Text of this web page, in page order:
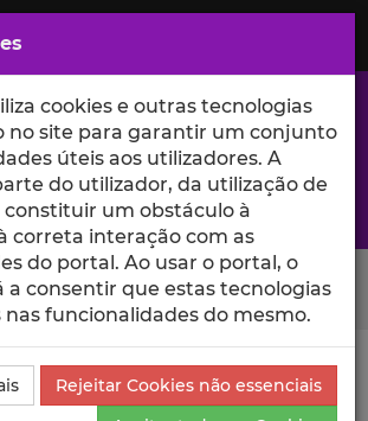
e ciência no Iscte
Pedro Videira Currículo
cookies e outras tecnologias
no site para garantir um conjunto
úteis aos utilizadores. A
do utilizador, da utilização de
constituir um obstáculo à
correta interação com as
do portal. Ao usar o portal, o
a consentir que estas tecnologias
nas funcionalidades do mesmo.
Rejeitar Cookies não essenciais